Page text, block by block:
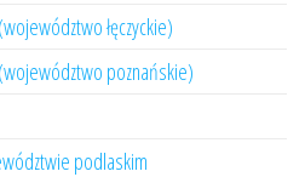
łęczyckie)
poznańskie)
podlaskim